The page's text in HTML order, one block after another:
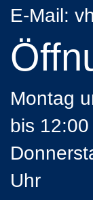
E-Mail:
Montag
bis
Uhr